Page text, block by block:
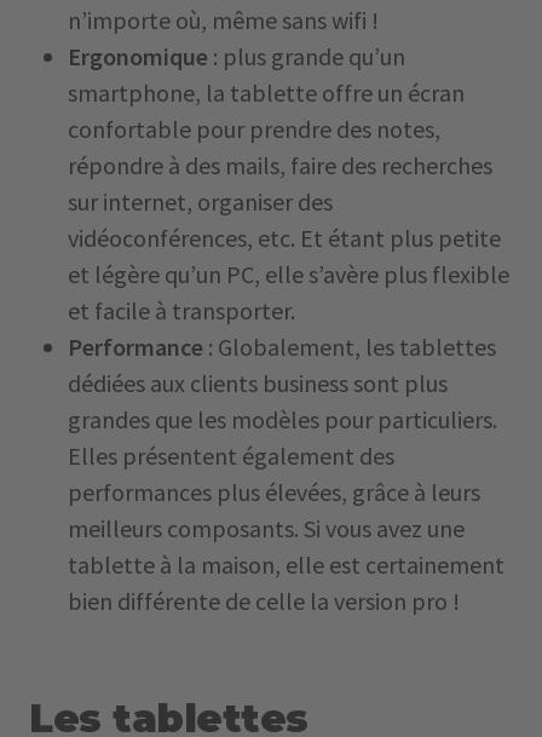
n’importe où, même sans wifi !
Ergonomique : plus grande qu’un
smartphone, la tablette offre un écran
confortable pour prendre des notes,
répondre à des mails, faire des recherches
sur internet, organiser des
vidéoconférences, etc. Et étant plus petite
et légère qu’un PC, elle s’avère plus flexible
et facile à transporter.
Performance : Globalement, les tablettes
dédiées aux clients business sont plus
grandes que les modèles pour particuliers.
Elles présentent également des
performances plus élevées, grâce à leurs
meilleurs composants. Si vous avez une
tablette à la maison, elle est certainement
bien différente de celle la version pro !
Les tablettes